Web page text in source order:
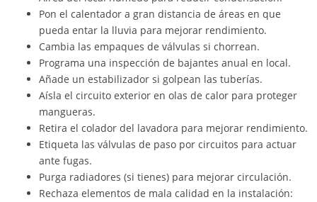
Pon el calentador a gran distancia de áreas en que
pueda entar la lluvia para mejorar rendimiento.
Cambia las empaques de válvulas si chorrean.
Programa una inspección de bajantes anual en local.
Añade un estabilizador si golpean las tuberías.
Aísla el circuito exterior en olas de calor para proteger
mangueras.
Retira el colador del lavadora para mejorar rendimiento.
Etiqueta las válvulas de paso por circuitos para actuar
ante fugas.
Purga radiadores (si tienes) para mejorar circulación.
Rechaza elementos de mala calidad en la instalación: